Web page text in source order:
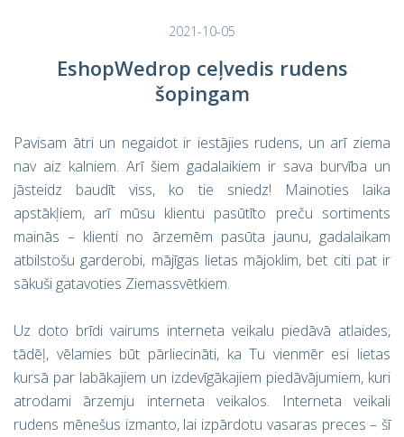
2021-10-05
EshopWedrop ceļvedis rudens
šopingam
Pavisam ātri un negaidot ir iestājies rudens, un arī ziema
nav aiz kalniem. Arī šiem gadalaikiem ir sava burvība un
jāsteidz baudīt viss, ko tie sniedz! Mainoties laika
apstākļiem, arī mūsu klientu pasūtīto preču sortiments
mainās – klienti no ārzemēm pasūta jaunu, gadalaikam
atbilstošu garderobi, mājīgas lietas mājoklim, bet citi pat ir
sākuši gatavoties Ziemassvētkiem.
Uz doto brīdi vairums interneta veikalu piedāvā atlaides,
tādēļ, vēlamies būt pārliecināti, ka Tu vienmēr esi lietas
kursā par labākajiem un izdevīgākajiem piedāvājumiem, kuri
atrodami ārzemju interneta veikalos. Interneta veikali
rudens mēnešus izmanto, lai izpārdotu vasaras preces – šī